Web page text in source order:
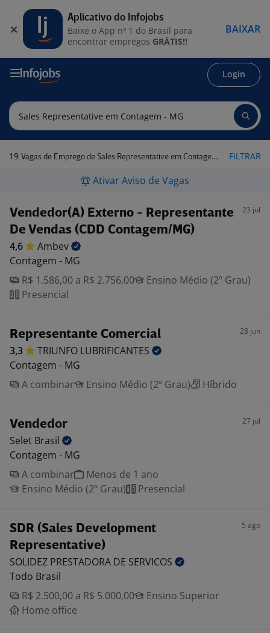
Login
19 Vagas de Emprego de Sales Representative em Contagem - MG FILTRAR
Ativar Aviso de Vagas
Vendedor(A) Externo - Representante
De Vendas (CDD Contagem/MG)
23 jul
4,6
Ambev
Contagem - MG
R$ 1.586,00 a R$ 2.756,00
Ensino Médio (2º Grau)
Presencial
Representante Comercial 28 jun
3,3 TRIUNFO LUBRIFICANTES
Contagem - MG
A combinar
Ensino Médio (2º Grau) Híbrido
Vendedor 27 jul
Selet Brasil
Contagem - MG
A combinar
Menos de 1 ano
Ensino Médio (2º Grau)
Presencial
SDR (Sales Development
Representative)
5 ago
SOLIDEZ PRESTADORA DE SERVICOS
Todo Brasil
R$ 2.500,00 a R$ 5.000,00
Ensino Superior
Home office
Aplicativo do Infojobs
Baixe o App nº 1 do Brasil para
encontrar empregos GRÁTIS!!
BAIXAR